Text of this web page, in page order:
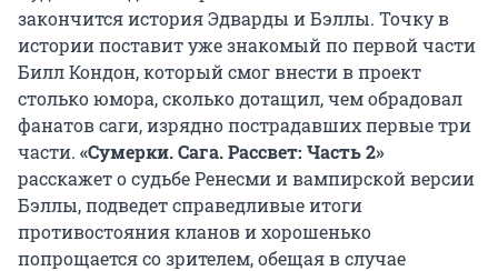
закончится история Эдварды и Бэллы. Точку в
истории поставит уже знакомый по первой части
Билл Кондон, который смог внести в проект
столько юмора, сколько дотащил, чем обрадовал
фанатов саги, изрядно пострадавших первые три
части. «Сумерки. Сага. Рассвет: Часть 2»
расскажет о судьбе Ренесми и вампирской версии
Бэллы, подведет справедливые итоги
противостояния кланов и хорошенько
попрощается со зрителем, обещая в случае